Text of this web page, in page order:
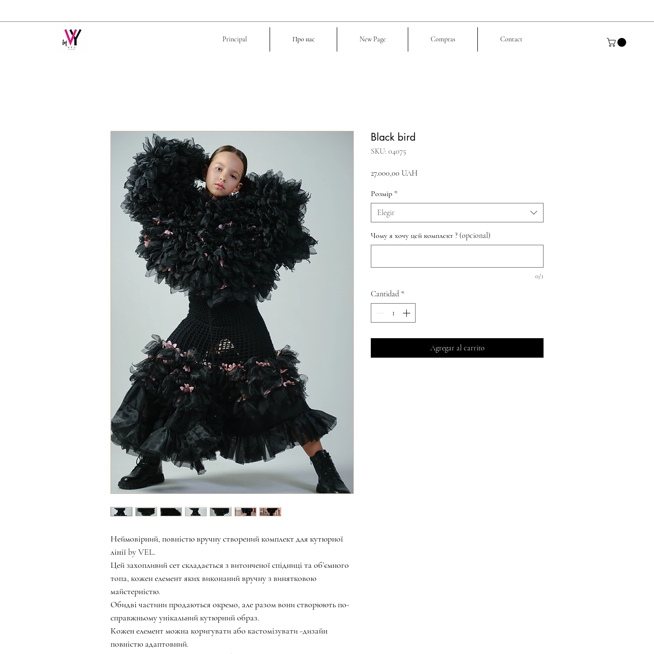
Principal Про нас New Page Compras Contact
Неймовірний, повністю вручну створений комплект для кутюрної
лінії by VEL.
Цей захопливий сет складається з витонченої спідниці та об’ємного
топа, кожен елемент яких виконаний вручну з винятковою
майстерністю.
Обидві частини продаються окремо, але разом вони створюють по-
справжньому унікальний кутюрний образ.
Кожен елемент можна коригувати або кастомізувати -дизайн
повністю адаптовний.
Black bird
SKU: 04075
27.000,00 UAHPrecio
Розмір *
Elegir
Чому я хочу цей комплект ? (opcional)
0/1
Cantidad *
Agregar al carrito